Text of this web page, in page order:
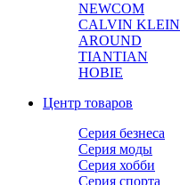
NEWCOM
CALVIN KLEIN
AROUND
TIANTIAN
HOBIE
Центр товаров
Серия безнеса
Серия моды
Серия хобби
Серия спорта